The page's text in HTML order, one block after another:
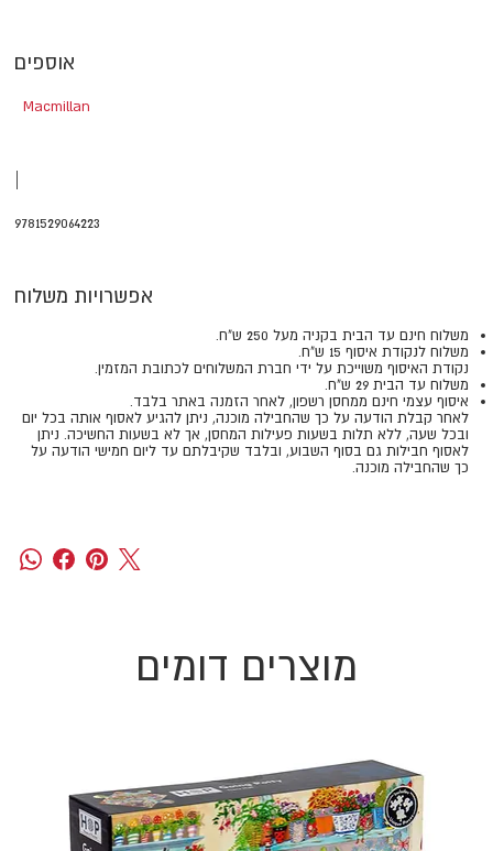
אוספים
Macmillan
|
9781529064223
אפשרויות משלוח
משלוח חינם עד הבית בקניה מעל 250 ש"ח.
משלוח לנקודת איסוף 15 ש"ח.
נקודת האיסוף משוייכת על ידי חברת המשלוחים לכתובת המזמין.
משלוח עד הבית 29 ש"ח.
איסוף עצמי חינם ממחסן רשפון, לאחר הזמנה באתר בלבד.
​​​​​​​לאחר קבלת הודעה על כך שהחבילה מוכנה, ניתן להגיע לאסוף אותה בכל יום
ובכל שעה, ללא תלות בשעות פעילות המחסן, אך לא בשעות החשיכה. ניתן
לאסוף חבילות גם בסוף השבוע, ובלבד שקיבלתם עד ליום חמישי הודעה על
כך שהחבילה מוכנה.
מוצרים דומים